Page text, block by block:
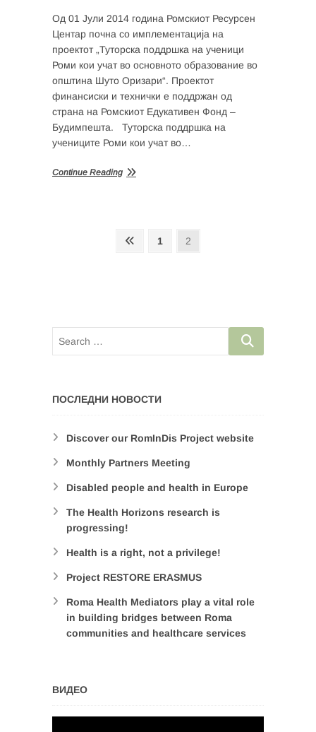
Од 01 Јули 2014 година Ромскиот Ресурсен
Центар почна со имплементација на
проектот „Туторска поддршка на ученици
Роми кои учат во основното образование во
општина Шуто Оризари“. Проектот
финансиски и технички е поддржан од
страна на Ромскиот Едукативен Фонд –
Будимпешта. Туторска поддршка на
учениците Роми кои учат во…
Continue Reading
Previous
Page
1 Page
2
ПОСЛЕДНИ НОВОСТИ
Discover our RomInDis Project website
Monthly Partners Meeting
Disabled people and health in Europe
The Health Horizons research is
progressing!
Health is a right, not a privilege!
Project RESTORE ERASMUS
Roma Health Mediators play a vital role
in building bridges between Roma
communities and healthcare services
ВИДЕО